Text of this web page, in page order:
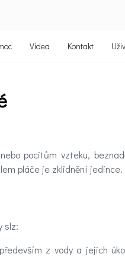
Videa Kontakt
pocitům vzteku,
pláče je zklidnění jedince.
slz:
z vody a jejich